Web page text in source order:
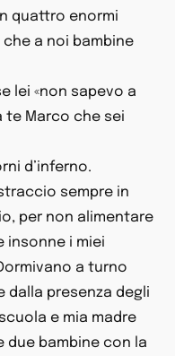
quattro enormi
a noi bambine
lei «non sapevo a
te Marco che sei
d’inferno.
sempre in
per non alimentare
insonne i miei
a turno
dalla presenza degli
e mia madre
bambine con la